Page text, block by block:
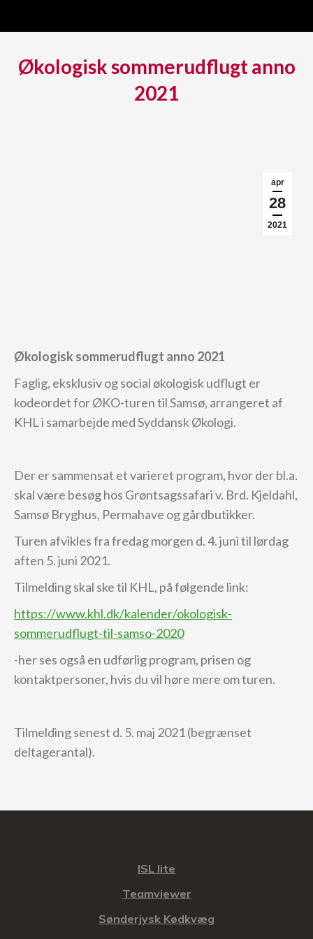
Økologisk sommerudflugt anno
2021
apr
28
2021
Økologisk sommerudflugt anno 2021
Faglig, eksklusiv og social økologisk udflugt er
kodeordet for ØKO-turen til Samsø, arrangeret af
KHL i samarbejde med Syddansk Økologi.
Der er sammensat et varieret program, hvor der bl.a.
skal være besøg hos Grøntsagssafari v. Brd. Kjeldahl,
Samsø Bryghus, Permahave og gårdbutikker.
Turen afvikles fra fredag morgen d. 4. juni til lørdag
aften 5. juni 2021.
Tilmelding skal ske til KHL, på følgende link:
https://www.khl.dk/kalender/okologisk-
sommerudflugt-til-samso-2020
-her ses også en udførlig program, prisen og
kontaktpersoner, hvis du vil høre mere om turen.
Tilmelding senest d. 5. maj 2021 (begrænset
deltagerantal).
ISL lite
Teamviewer
Sønderjysk Kødkvæg